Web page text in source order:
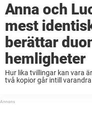
Anna och
mest
berättar
hemligheter
Hur lika tvillingar kan vara
två kopior går intill